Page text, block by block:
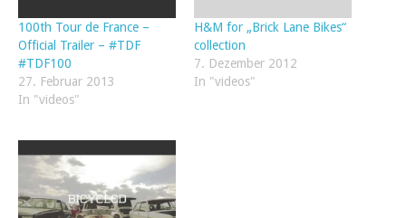
100th Tour de France –
Official Trailer – #TDF
#TDF100
27. Februar 2013
In "videos"
H&M for „Brick Lane Bikes“
collection
7. Dezember 2012
In "videos"